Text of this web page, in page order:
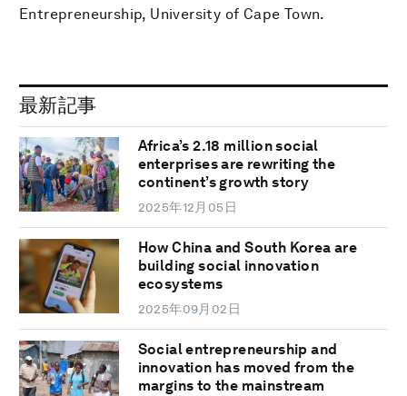
Entrepreneurship, University of Cape Town.
最新記事
Africa’s 2.18 million social
enterprises are rewriting the
continent’s growth story
2025年12月05日
How China and South Korea are
building social innovation
ecosystems
2025年09月02日
Social entrepreneurship and
innovation has moved from the
margins to the mainstream